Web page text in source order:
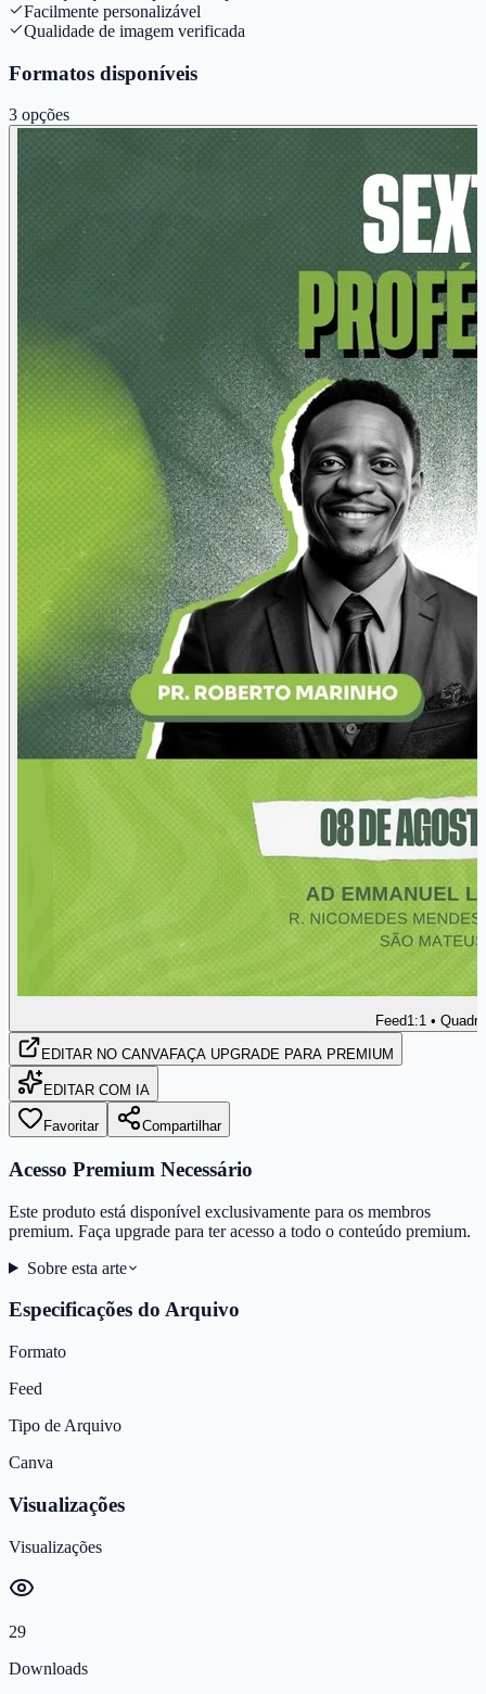
Facilmente personalizável
Qualidade de imagem verificada
Formatos disponíveis
3 opções
Feed1:1 •
EDITAR NO CANVAFAÇA UPGRADE PARA PREMIUM
EDITAR COM IA
Favoritar Compartilhar
Acesso Premium Necessário
Este produto está disponível exclusivamente para os membros
premium. Faça upgrade para ter acesso a todo o conteúdo premium.
Sobre esta arte
Especificações do Arquivo
Formato
Feed
Tipo de Arquivo
Canva
Visualizações
Visualizações
29
Downloads